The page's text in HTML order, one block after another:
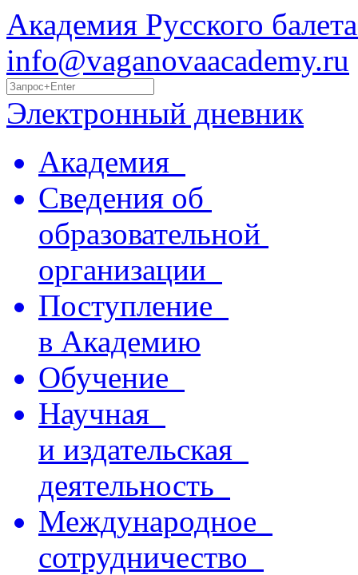
Академия Русского
info@vaganovaacademy.ru
Электронный дневник
Академия
Сведения об
образовательной
организации
Поступление
в Академию
Обучение
Научная
и издательская
деятельность
Международное
сотрудничество